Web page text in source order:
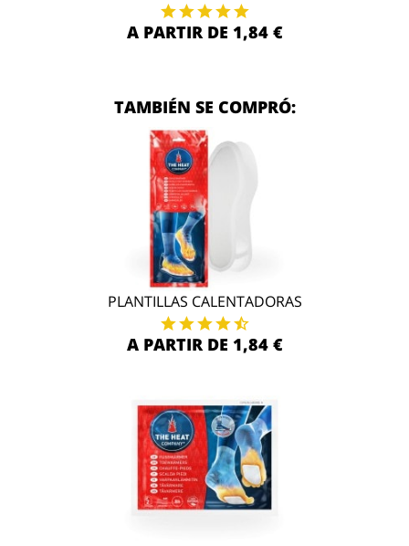
A PARTIR DE 1,84 €
TAMBIÉN SE COMPRÓ:
PLANTILLAS CALENTADORAS
A PARTIR DE 1,84 €